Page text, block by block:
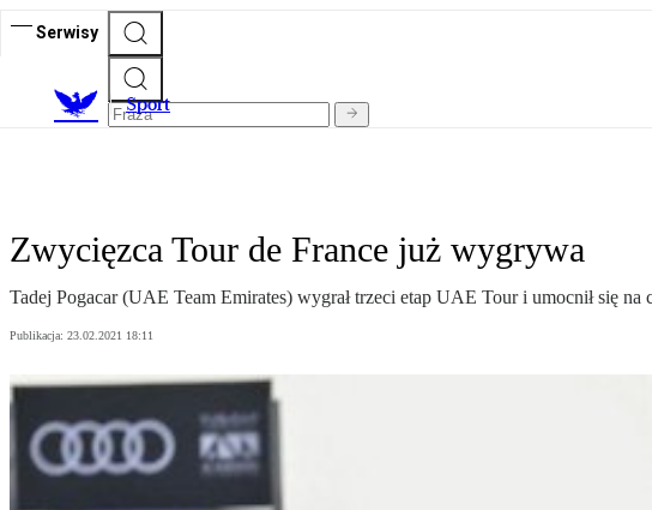
Serwisy
Sport
Zwycięzca Tour de France już wygrywa
Tadej Pogacar (UAE Team Emirates) wygrał trzeci etap UAE Tour i umocnił się
Publikacja: 23.02.2021 18:11